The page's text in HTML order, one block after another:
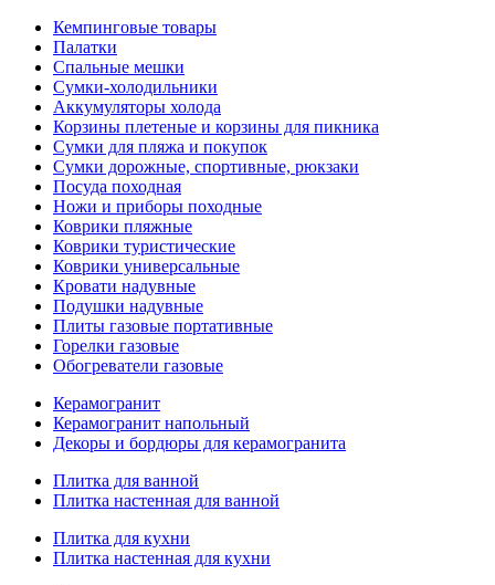
Кемпинговые товары
Палатки
Спальные мешки
Сумки-холодильники
Аккумуляторы холода
Корзины плетеные и корзины для пикника
Сумки для пляжа и покупок
Сумки дорожные, спортивные, рюкзаки
Посуда походная
Ножи и приборы походные
Коврики пляжные
Коврики туристические
Коврики универсальные
Кровати надувные
Подушки надувные
Плиты газовые портативные
Горелки газовые
Обогреватели газовые
Керамогранит
Керамогранит напольный
Декоры и бордюры для керамогранита
Плитка для ванной
Плитка настенная для ванной
Плитка для кухни
Плитка настенная для кухни